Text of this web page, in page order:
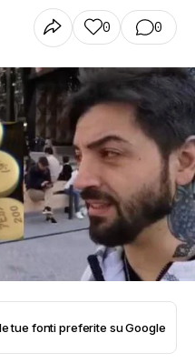
0 0
tue fonti preferite su Google